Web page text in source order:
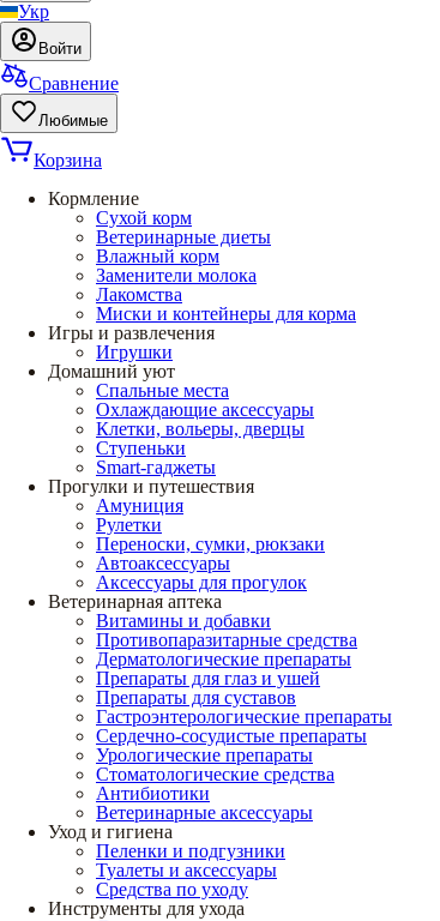
Укр
Войти
Сравнение
Любимые
Корзина
Кормление
Сухой корм
Ветеринарные диеты
Влажный корм
Заменители молока
Лакомства
Миски и контейнеры для корма
Игры и развлечения
Игрушки
Домашний уют
Спальные места
Охлаждающие аксессуары
Клетки, вольеры, дверцы
Ступеньки
Smart-гаджеты
Прогулки и путешествия
Амуниция
Рулетки
Переноски, сумки, рюкзаки
Автоаксессуары
Аксессуары для прогулок
Ветеринарная аптека
Витамины и добавки
Противопаразитарные средства
Дерматологические препараты
Препараты для глаз и ушей
Препараты для суставов
Гастроэнтерологические препараты
Сердечно-сосудистые препараты
Урологические препараты
Стоматологические средства
Антибиотики
Ветеринарные аксессуары
Уход и гигиена
Пеленки и подгузники
Туалеты и аксессуары
Средства по уходу
Инструменты для ухода